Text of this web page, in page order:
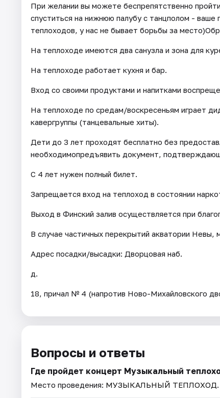
При желании вы можете беспрепятственно
спуститься на нижнюю палубу с танцполом -
теплоходов, у нас не бывает борьбы за
На теплоходе имеются два санузла и зона для
На теплоходе работает кухня и бар.
Вход со своими продуктами и напитками
На теплоходе по средам/воскресеньям играет
кавергруппы (танцевальные хиты).
Дети до 3 лет проходят бесплатно без
необходимопредъявить документ,
С 4 лет нужен полный билет.
Запрещается вход на теплоход в состоянии
Выход в Финский залив осуществляется при
В случае частичных перекрытий акватории
Адрес посадки/высадки: Дворцовая наб.
д.
18, причал № 4 (напротив Ново-Михайловского
Вопросы и ответы
Где пройдет концерт Музыкальный
Место проведения: МУЗЫКАЛЬНЫЙ ТЕПЛОХОД